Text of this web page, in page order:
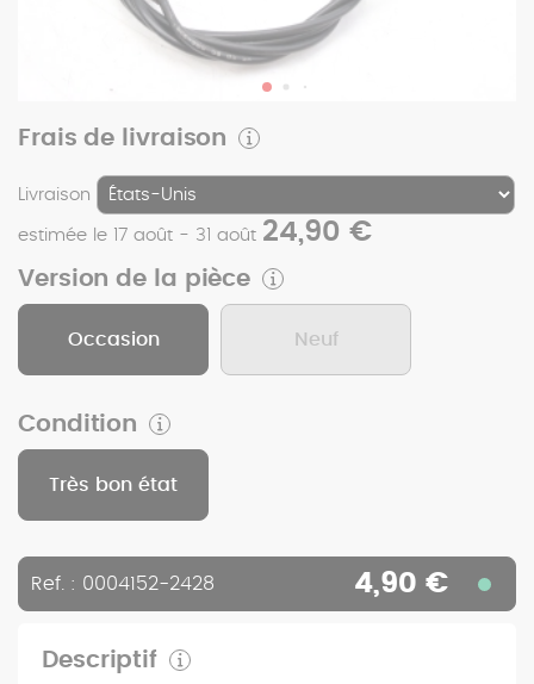
Frais de livraison
Livraison
estimée le 17 août - 31 août 24,90 €
Version de la pièce
Occasion Neuf
Condition
Très bon état
Ref. : 0004152-2428 4,90 €
Descriptif